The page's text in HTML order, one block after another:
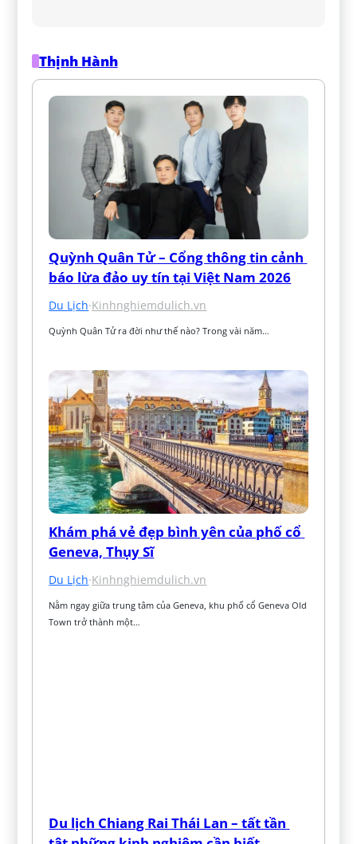
Thịnh Hành
Quỳnh Quân Tử – Cổng thông tin cảnh
báo lừa đảo uy tín tại Việt Nam 2026
Du Lịch·Kinhnghiemdulich.vn
Quỳnh Quân Tử ra đời như thế nào? Trong vài năm…
Khám phá vẻ đẹp bình yên của phố cổ
Geneva, Thụy Sĩ
Du Lịch·Kinhnghiemdulich.vn
Nằm ngay giữa trung tâm của Geneva, khu phố cổ Geneva Old
Town trở thành một…
Du lịch Chiang Rai Thái Lan – tất tần